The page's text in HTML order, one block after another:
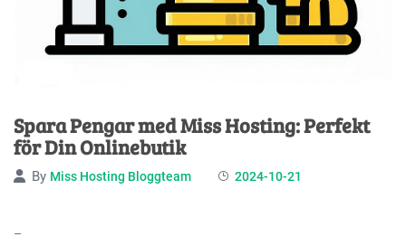
Spara Pengar med Miss Hosting: Perfekt
för Din Onlinebutik
By Miss Hosting Bloggteam 2024-10-21
–